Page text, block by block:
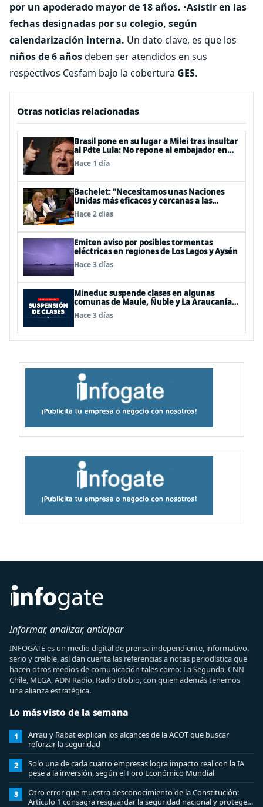
por un apoderado mayor de 18 años. •Asistir en las
fechas designadas por su colegio, según
calendarización interna. Un dato clave, es que los
niños de 6 añosdeben ser atendidos en sus
respectivos Cesfam bajo la cobertura GES.
Otras noticias relacionadas
Brasil pone en su lugar a Milei tras insultar
al Pdte Lula: No repone al embajador en
BBSS y rebaja la relación bilateral
Hace 1 día
Bachelet: "Necesitamos unas Naciones
Unidas más eficaces y cercanas a las
personas"
Hace 2 días
Emiten aviso por posibles tormentas
eléctricas en regiones de Los Lagos y Aysén
Hace 3 días
Mineduc suspende clases en algunas
comunas de Maule, Ñuble y La Araucanía
para este lunes
Hace 3 días
Informar, analizar, anticipar
INFOGATE es un medio digital de prensa independiente, informativo,
serio y creíble, así dan cuenta las referencias a notas periodística que
hacen otros medios de comunicación tales como: La Segunda, CNN
Chile, MEGA, ADN Radio, Radio Biobio, con quien además tenemos
una alianza estratégica.
Lo más visto de la semana
1
Arrau y Rabat explican los alcances de la ACOT que buscar
reforzar la seguridad
2
Solo una de cada cuatro empresas logra impacto real con la IA
pese a la inversión, según el Foro Económico Mundial
3
Otro error que muestra desconocimiento de la Constitución:
Artículo 1 consagra resguardar la seguridad nacional y proteger